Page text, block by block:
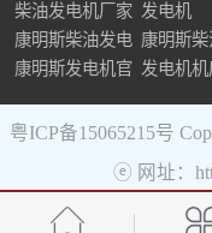
柴油发电机厂家 发电机
康明斯柴油发电
机组
康明斯
机
康明斯发电机官 发电机
粤ICP备15065215号
ⓔ 网址：